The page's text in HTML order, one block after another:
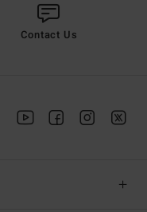
Contact Us